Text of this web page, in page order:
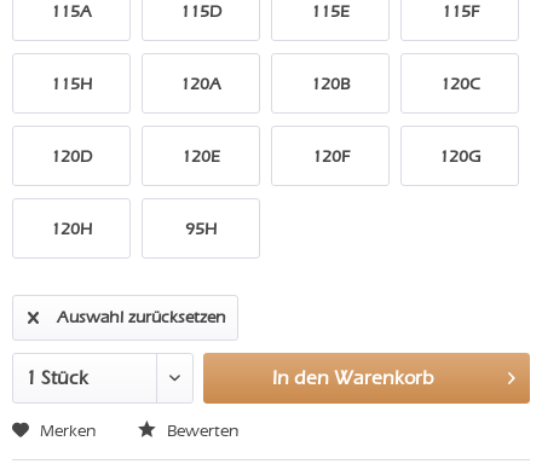
115A 115D 115E 115F
115H 120A 120B 120C
120D 120E 120F 120G
120H 95H
Auswahl zurücksetzen
In den Warenkorb
Merken Bewerten